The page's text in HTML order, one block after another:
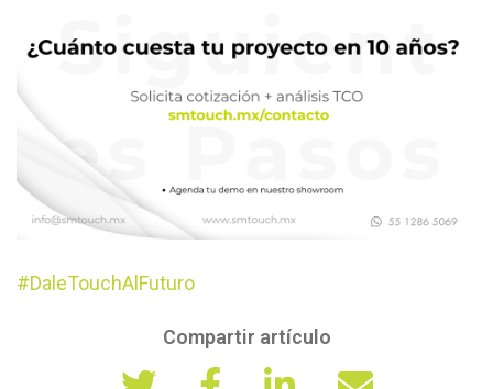
#DaleTouchAlFuturo
Compartir artículo